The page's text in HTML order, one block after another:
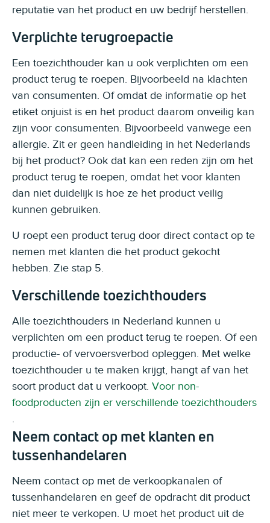
reputatie van het product en uw bedrijf herstellen.
Verplichte terugroepactie
Een toezichthouder kan u ook verplichten om een
product terug te roepen. Bijvoorbeeld na klachten
van consumenten. Of omdat de informatie op het
etiket onjuist is en het product daarom onveilig kan
zijn voor consumenten. Bijvoorbeeld vanwege een
allergie. Zit er geen handleiding in het Nederlands
bij het product? Ook dat kan een reden zijn om het
product terug te roepen, omdat het voor klanten
dan niet duidelijk is hoe ze het product veilig
kunnen gebruiken.
U roept een product terug door direct contact op te
nemen met klanten die het product gekocht
hebben. Zie stap 5.
Verschillende toezichthouders
Alle toezichthouders in Nederland kunnen u
verplichten om een product terug te roepen. Of een
productie- of vervoersverbod opleggen. Met welke
toezichthouder u te maken krijgt, hangt af van het
soort product dat u verkoopt. Voor non-
foodproducten zijn er verschillende toezichthouders
.
Neem contact op met klanten en
tussenhandelaren
Neem contact op met de verkoopkanalen of
tussenhandelaren en geef de opdracht dit product
niet meer te verkopen. U moet het product uit de